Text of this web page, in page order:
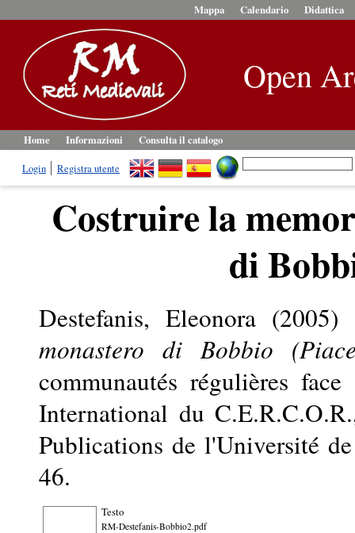
Mappa Calendario Didattica
Open
Home Informazioni
Consulta il catalogo
Login
Registra utente
Costruire la
di
Destefanis, Eleonora (2005)
monastero di Bobbio
communautés régulières
International du
Publications de l'Université
46.
Testo
RM-Destefanis-Bobbio2.pdf